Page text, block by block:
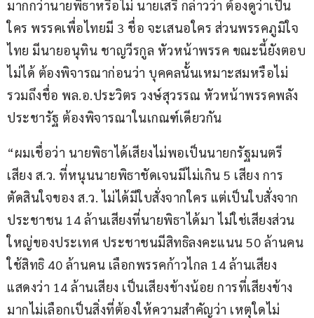
มากกว่านายพิธาหรือไม่ นายเสรี กล่าวว่า ต้องดูว่าเป็น
ใคร พรรคเพื่อไทยมี 3 ชื่อ จะเสนอใคร ส่วนพรรคภูมิใจ
ไทย มีนายอนุทิน ชาญวีรกูล หัวหน้าพรรค ขณะนี้ยังตอบ
ไม่ได้ ต้องพิจารณาก่อนว่า บุคคลนั้นเหมาะสมหรือไม่
รวมถึงชื่อ พล.อ.ประวิตร วงษ์สุวรรณ หัวหน้าพรรคพลัง
ประชารัฐ ต้องพิจารณาในเกณฑ์เดียวกัน
“ผมเชื่อว่า นายพิธาได้เสียงไม่พอเป็นนายกรัฐมนตรี
เสียง ส.ว. ที่หนุนนายพิธาชัดเจนมีไม่เกิน 5 เสียง การ
ตัดสินใจของ ส.ว. ไม่ได้มีใบสั่งจากใคร แต่เป็นใบสั่งจาก
ประชาชน 14 ล้านเสียงที่นายพิธาได้มา ไม่ใช่เสียงส่วน
ใหญ่ของประเทศ ประชาชนมีสิทธิลงคะแนน 50 ล้านคน
ใช้สิทธิ 40 ล้านคน เลือกพรรคก้าวไกล 14 ล้านเสียง
แสดงว่า 14 ล้านเสียง เป็นเสียงข้างน้อย การที่เสียงข้าง
มากไม่เลือกเป็นสิ่งที่ต้องให้ความสำคัญว่า เหตุใดไม่